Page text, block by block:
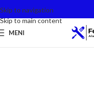
Skip to navigation
Skip to main content
MENI